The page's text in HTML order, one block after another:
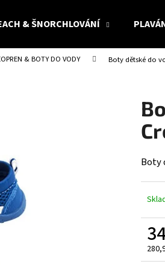
& ŠNORCHLOVÁNÍ
& BOTY DO VODY Boty dětské do
Boty
Co potřebujete najít?